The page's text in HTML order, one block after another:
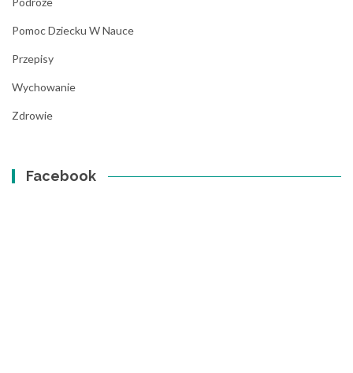
Pomoc Dziecku W Nauce
Przepisy
Wychowanie
Zdrowie
Facebook